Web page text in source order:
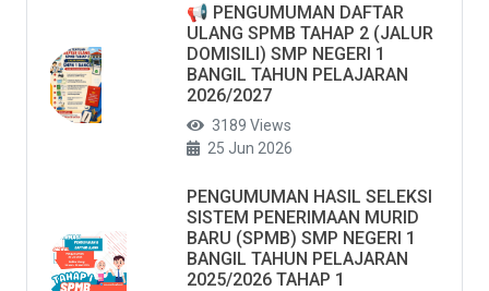
📢 PENGUMUMAN DAFTAR
ULANG SPMB TAHAP 2 (JALUR
DOMISILI) SMP NEGERI 1
BANGIL TAHUN PELAJARAN
2026/2027
3189 Views
25 Jun 2026
PENGUMUMAN HASIL SELEKSI
SISTEM PENERIMAAN MURID
BARU (SPMB) SMP NEGERI 1
BANGIL TAHUN PELAJARAN
2025/2026 TAHAP 1